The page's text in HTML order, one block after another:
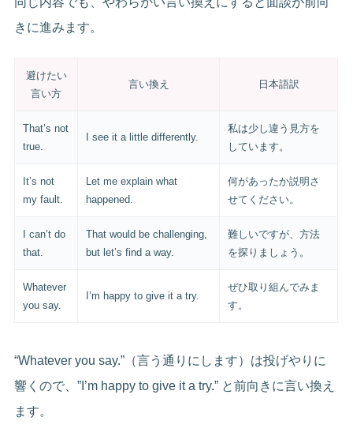
きに進みます。
避けたい
言い方
言い換え 日本語訳
That’s not
true.
I see it a little differently.
私は少し違う見方を
しています。
It’s not
my fault.
Let me explain what
happened.
何があったか説明さ
せてください。
I can’t do
that.
That would be challenging,
but let’s find a way.
難しいですが、方法
を探りましょう。
Whatever
you say.
I’m happy to give it a try.
ぜひ取り組んでみま
す。
“Whatever you say.”（言う通りにします）は投げやりに
響くので、”I’m happy to give it a try.” と前向きに言い換え
ます。